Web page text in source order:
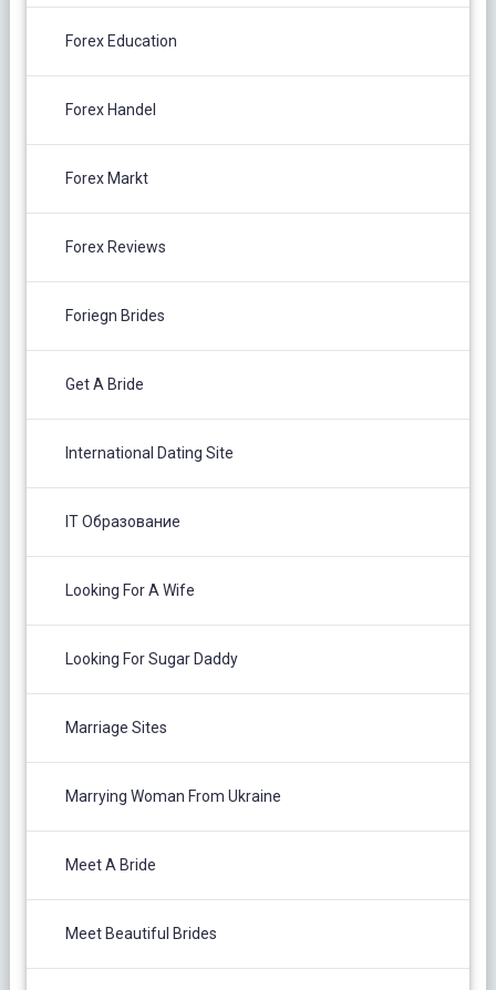
Forex Education
Forex Handel
Forex Markt
Forex Reviews
Foriegn Brides
Get A Bride
International Dating Site
IT Образование
Looking For A Wife
Looking For Sugar Daddy
Marriage Sites
Marrying Woman From Ukraine
Meet A Bride
Meet Beautiful Brides